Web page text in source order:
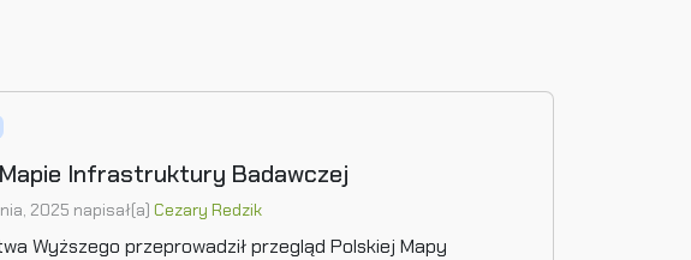
Mapie Infrastruktury Badawczej
2025 napisał(a) Cezary Redzik
Wyższego przeprowadził przegląd Polskiej Mapy